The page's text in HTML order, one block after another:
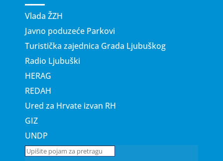
Vlada ŽZH
Javno poduzeće Parkovi
Turistička zajednica Grada Ljubuškog
Radio Ljubuški
HERAG
REDAH
Ured za Hrvate izvan RH
GIZ
UNDP